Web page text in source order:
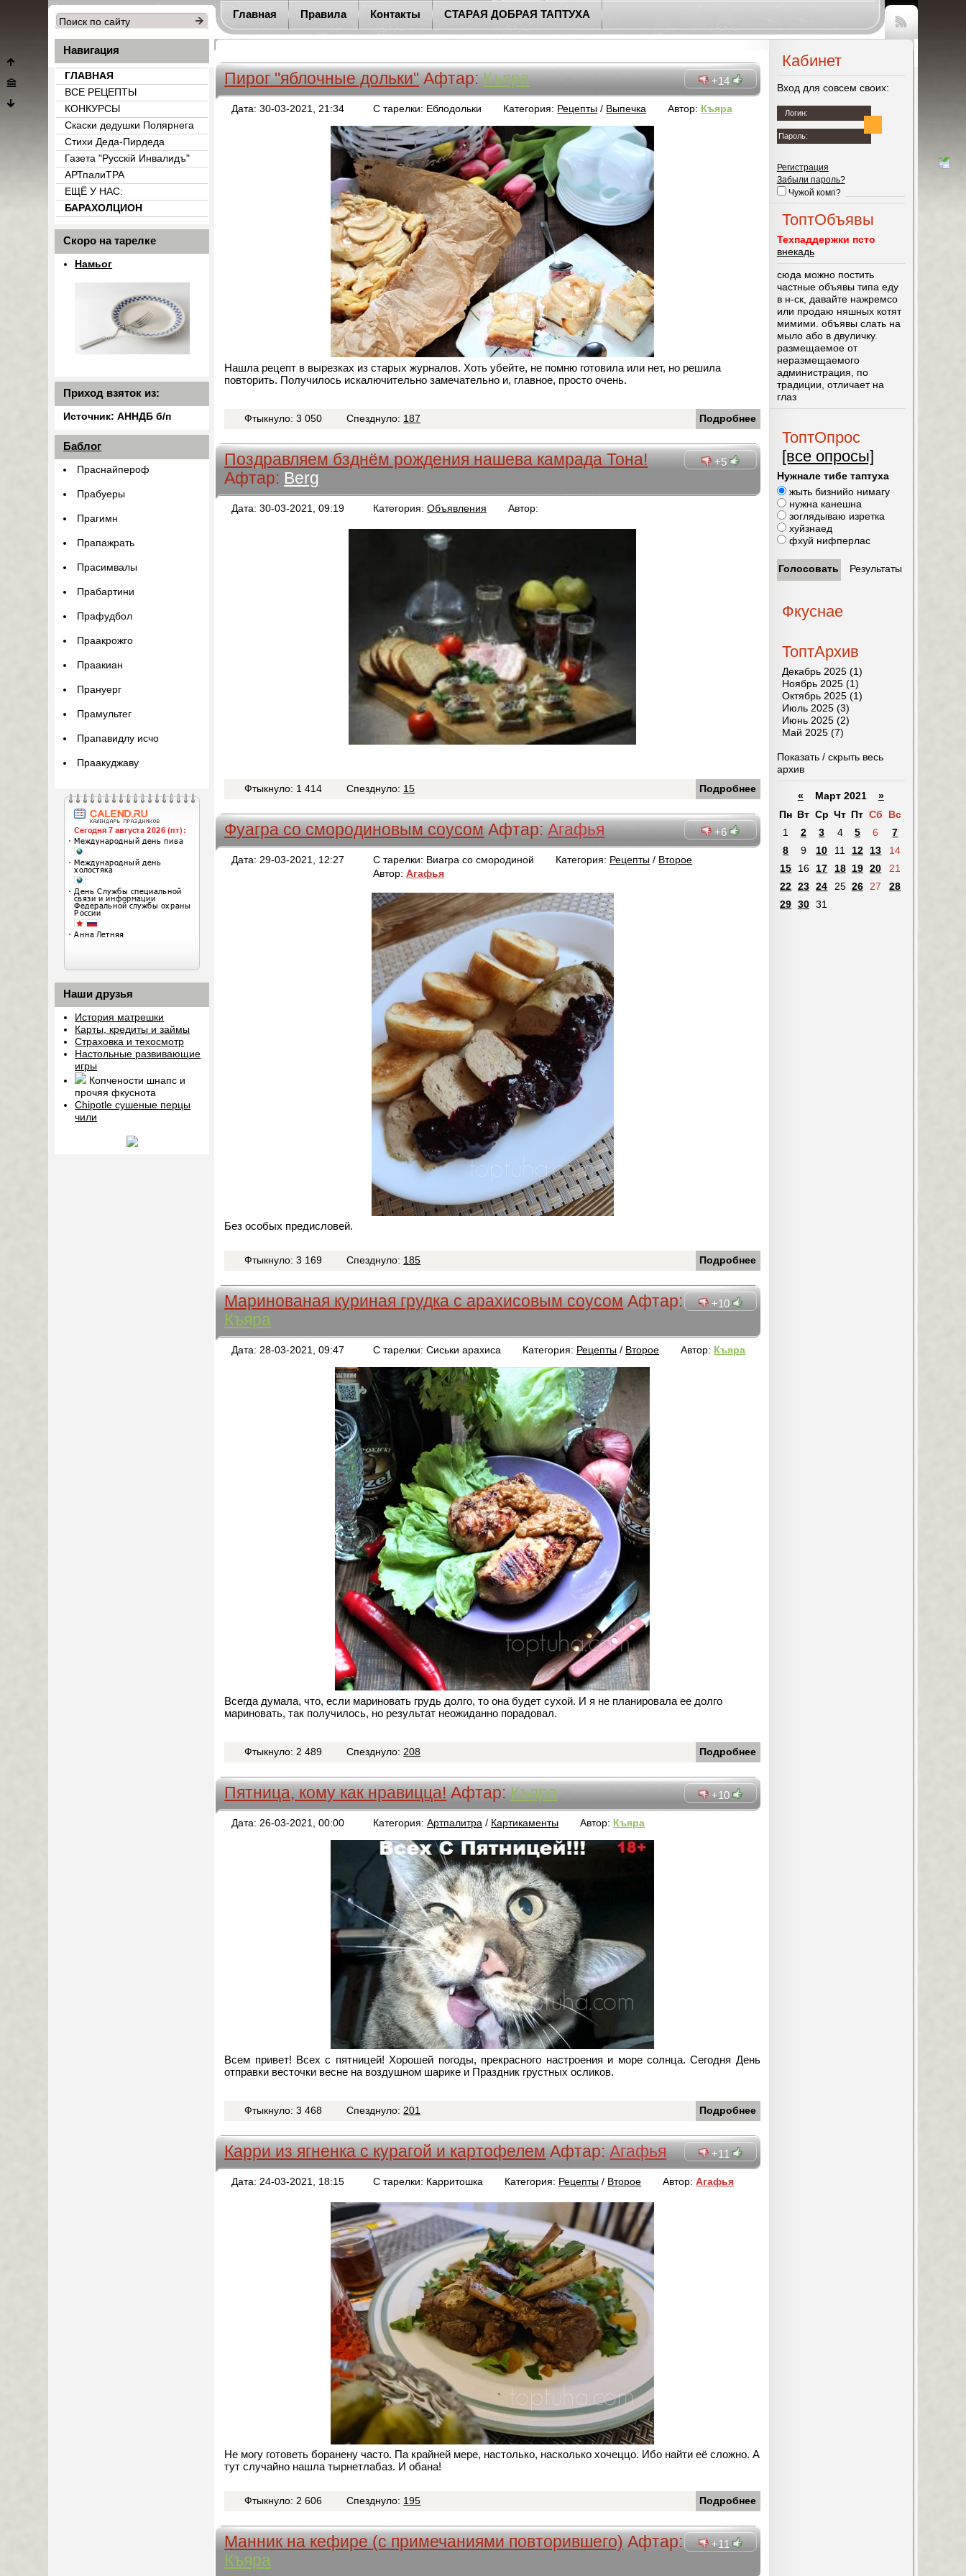
Главная Правила Контакты СТАРАЯ ДОБРАЯ ТАПТУХА
Чтение
+14
Пирог "яблочные дольки" Афтар:Къяра
Дата: 30-03-2021, 21:34 С тарелки: Еблодольки Категория: Рецепты / Выпечка Автор: Къяра
Нашла рецепт в вырезках из старых журналов. Хоть убейте, не помню готовила или нет, но решила
повторить. Получилось искалючительно замечательно и, главное, просто очень.
Подробнее
Фтыкнуло: 3 050 Спезднуло: 187
+5
Поздравляем бзднём рождения нашева камрада Тона!
Афтар: Berg
Дата: 30-03-2021, 09:19 Категория:Объявления Автор:
Подробнее
Фтыкнуло: 1 414 Спезднуло: 15
+6
Фуагра со смородиновым соусом Афтар:Агафья
Дата: 29-03-2021, 12:27 С тарелки: Виагра со смородиной Категория: Рецепты / Второе
Автор:Агафья
Без особых предисловей.
Подробнее
Фтыкнуло: 3 169 Спезднуло: 185
+10
Маринованая куриная грудка с арахисовым соусом Афтар:
Къяра
Дата: 28-03-2021, 09:47 С тарелки: Сиськи арахиса Категория: Рецепты / Второе Автор: Къяра
Всегда думала, что, если мариновать грудь долго, то она будет сухой. И я не планировала ее долго
мариновать, так получилось, но результат неожиданно порадовал.
Подробнее
Фтыкнуло: 2 489 Спезднуло:208
+10
Пятница, кому как нравицца! Афтар:Къяра
Дата: 26-03-2021, 00:00 Категория:Артпалитра / Картикаменты Автор: Къяра
Всем привет! Всех с пятницей! Хорошей погоды, прекрасного настроения и море солнца. Сегодня День
отправки весточки весне на воздушном шарике и Праздник грустных осликов.
Подробнее
Фтыкнуло: 3 468 Спезднуло:201
+11
Карри из ягненка с курагой и картофелем Афтар:Агафья
Дата: 24-03-2021, 18:15 С тарелки: Карритошка Категория: Рецепты / Второе Автор:Агафья
Не могу готоветь боранену часто. Па крайней мере, настолько, насколько хочеццо. Ибо найти её сложно. А
тут случайно нашла тырнетлабаз. И обана!
Подробнее
Фтыкнуло: 2 606 Спезднуло: 195
+11
Манник на кефире (с примечаниями повторившего) Афтар:
Къяра
Кабинет
Вход для совсем своих:
Логин:
Пароль:
Регистрация
Забыли пароль?
Чужой комп?
ТоптОбъявы
Техпаддержки псто
внекадь
сюда можно постить
частные объявы типа еду
в н-ск, давайте нажремсо
или продаю няшных котят
мимими. объявы слать на
мыло або в двуличку.
размещаемое от
неразмещаемого
администрация, по
традиции, отличает на
глаз
ТоптОпрос
[все опросы]
Нужнале тибе таптуха
жыть бизнийо нимагу
нужна канешна
зоглядываю изретка
хуйзнаед
фхуй нифперлас
Фкуснае
ТоптАрхив
Декабрь 2025 (1)
Ноябрь 2025 (1)
Октябрь 2025 (1)
Июль 2025 (3)
Июнь 2025 (2)
Май 2025 (7)
Показать / скрыть весь
архив
« Март 2021 »
Пн Вт Ср Чт Пт Сб
Вс
1
2 3 4 5 6
7
8
9 10 11 12 13
14
15
16 17 18 19 20
21
22 23 24 25 26 27
28
29 30 31
Навигация
ГЛАВНАЯ
ВСЕ РЕЦЕПТЫ
КОНКУРСЫ
Скаски дедушки Полярнега
Стихи Деда-Пирдеда
Газета "Русскiй Инвалидъ"
АРТпалиТРА
ЕЩЁ У НАС:
БАРАХОЛЦИОН
Скоро на тарелке
Намьог
Приход взяток из:
Источник: АННДБ б/п
Баблог
Праснайпероф
Прабуеры
Прагимн
Прапажрать
Прасимвалы
Прабартини
Прафудбол
Праакрожго
Праакиан
Прануерг
Прамультег
Прапавидлу исчо
Праакуджаву
Наши друзья
История матрешки
Карты, кредиты и займы
Страховка и техосмотр
Настольные развивающие
игры
Копчености шнапс и
прочяя фкуснота
Chipotle сушеные перцы
чили